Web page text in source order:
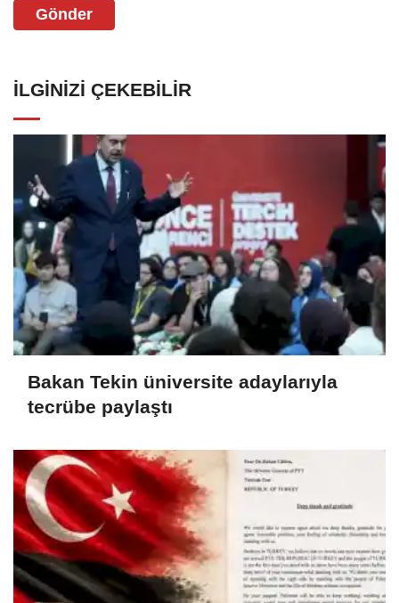
Gönder
İLGINIZI ÇEKEBILIR
Bakan Tekin üniversite adaylarıyla
tecrübe paylaştı